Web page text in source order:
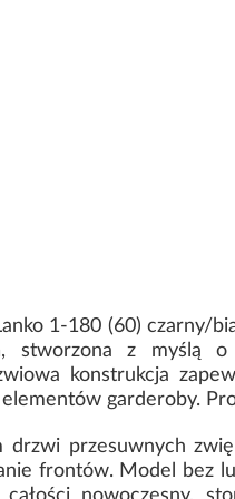
1-180 (60) czarny/
, stworzona z myślą o
konstrukcja
garderoby.
drzwi przesuwnych
frontów. Model bez